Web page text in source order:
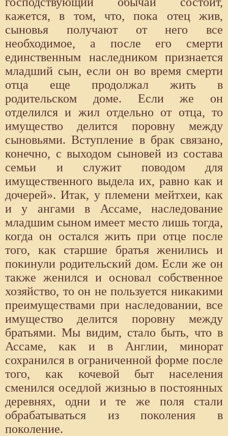
кажется, в том, что, пока отец жив,
сыновья получают от него все
необходимое, а после его смерти
единственным наследником признается
младший сын, если он во время смерти
отца еще продолжал жить в
родительском доме. Если же он
отделился и жил отдельно от отца, то
имущество делится поровну между
сыновьями. Вступление в брак связано,
конечно, с выходом сыновей из состава
семьи и служит поводом для
имущественного выдела их, равно как и
дочерей». Итак, у племени мейтхеи, как
и у ангами в Ассаме, наследование
младшим сыном имеет место лишь тогда,
когда он остался жить при отце после
того, как старшие братья женились и
покинули родительский дом. Если же он
также женился и основал собственное
хозяйство, то он не пользуется никакими
преимуществами при наследовании, все
имущество делится поровну между
братьями. Мы видим, стало быть, что в
Ассаме, как и в Англии, минорат
сохранился в ограниченной форме после
того, как кочевой быт населения
сменился оседлой жизнью в постоянных
деревнях, одни и те же поля стали
обрабатываться из поколения в
поколение.